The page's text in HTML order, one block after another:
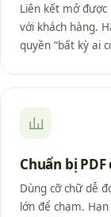
Liên kết mở được
với khách hàng.
quyền “bất kỳ ai
Chuẩn bị
Dùng cỡ chữ dễ
lớn để chạm.